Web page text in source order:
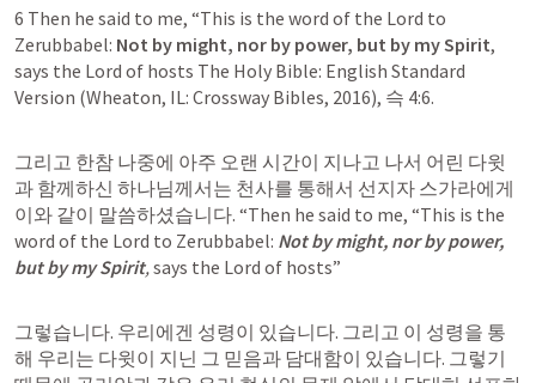
6 Then he said to me, “This is the word of the Lord to
Zerubbabel: Not by might, nor by power, but by my Spirit,
says the Lord of hosts The Holy Bible: English Standard
Version (Wheaton, IL: Crossway Bibles, 2016), 슥 4:6.
그리고 한참 나중에 아주 오랜 시간이 지나고 나서 어린 다윗
과 함께하신 하나님께서는 천사를 통해서 선지자 스가라에게
이와 같이 말씀하셨습니다. “Then he said to me, “This is the
word of the Lord to Zerubbabel: Not by might, nor by power,
but by my Spirit, says the Lord of hosts”
그렇습니다. 우리에겐 성령이 있습니다. 그리고 이 성령을 통
해 우리는 다윗이 지닌 그 믿음과 담대함이 있습니다. 그렇기